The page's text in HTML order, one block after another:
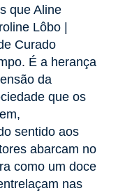
que Aline
Lôbo |
Curado
É a herança
da
que os
sentido aos
abarcam no
como um doce
nas